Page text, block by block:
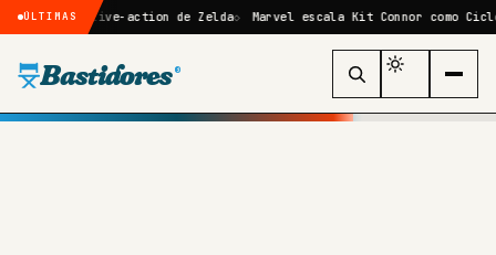
ÚLTIMAS
live-action de Zelda Marvel escala Kit Connor como Ciclope no
Bastidores ®